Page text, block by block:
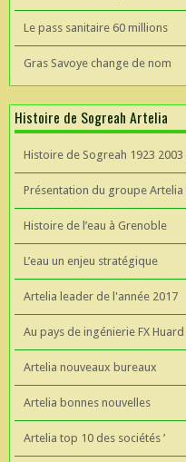
Le pass sanitaire 60 millions
Gras Savoye change de nom
Histoire de Sogreah Artelia
Histoire de Sogreah 1923 2003
Présentation du groupe Artelia
Histoire de l’eau à Grenoble
L’eau un enjeu stratégique
Artelia leader de l'année 2017
Au pays de ingénierie FX Huard
Artelia nouveaux bureaux
Artelia bonnes nouvelles
Artelia top 10 des sociétés ’